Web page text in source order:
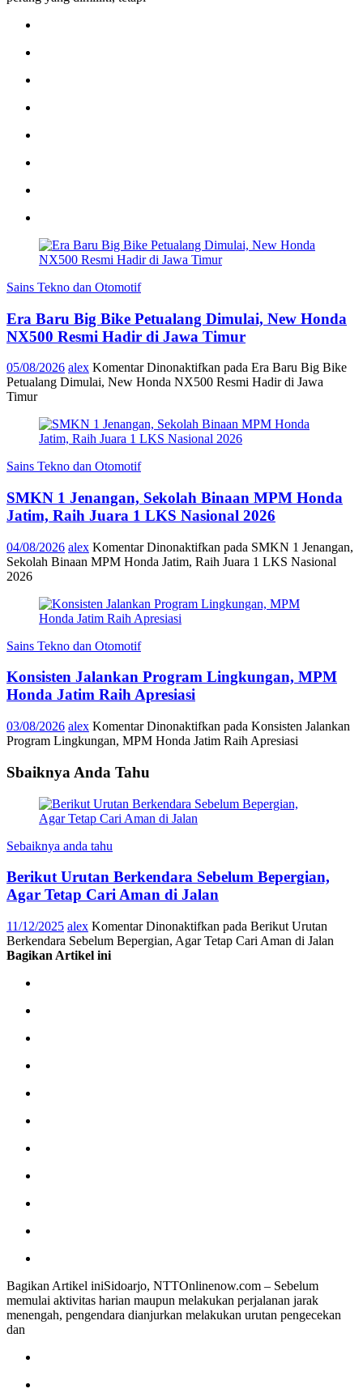
Sains Tekno dan Otomotif
Era Baru Big Bike Petualang Dimulai, New Honda
NX500 Resmi Hadir di Jawa Timur
05/08/2026 alex Komentar Dinonaktifkan pada Era Baru Big Bike
Petualang Dimulai, New Honda NX500 Resmi Hadir di Jawa
Timur
Sains Tekno dan Otomotif
SMKN 1 Jenangan, Sekolah Binaan MPM Honda
Jatim, Raih Juara 1 LKS Nasional 2026
04/08/2026 alex Komentar Dinonaktifkan pada SMKN 1 Jenangan,
Sekolah Binaan MPM Honda Jatim, Raih Juara 1 LKS Nasional
2026
Sains Tekno dan Otomotif
Konsisten Jalankan Program Lingkungan, MPM
Honda Jatim Raih Apresiasi
03/08/2026 alex Komentar Dinonaktifkan pada Konsisten Jalankan
Program Lingkungan, MPM Honda Jatim Raih Apresiasi
Sbaiknya Anda Tahu
Sebaiknya anda tahu
Berikut Urutan Berkendara Sebelum Bepergian,
Agar Tetap Cari Aman di Jalan
11/12/2025 alex Komentar Dinonaktifkan pada Berikut Urutan
Berkendara Sebelum Bepergian, Agar Tetap Cari Aman di Jalan
Bagikan Artikel ini
Bagikan Artikel iniSidoarjo, NTTOnlinenow.com – Sebelum
memulai aktivitas harian maupun melakukan perjalanan jarak
menengah, pengendara dianjurkan melakukan urutan pengecekan
dan